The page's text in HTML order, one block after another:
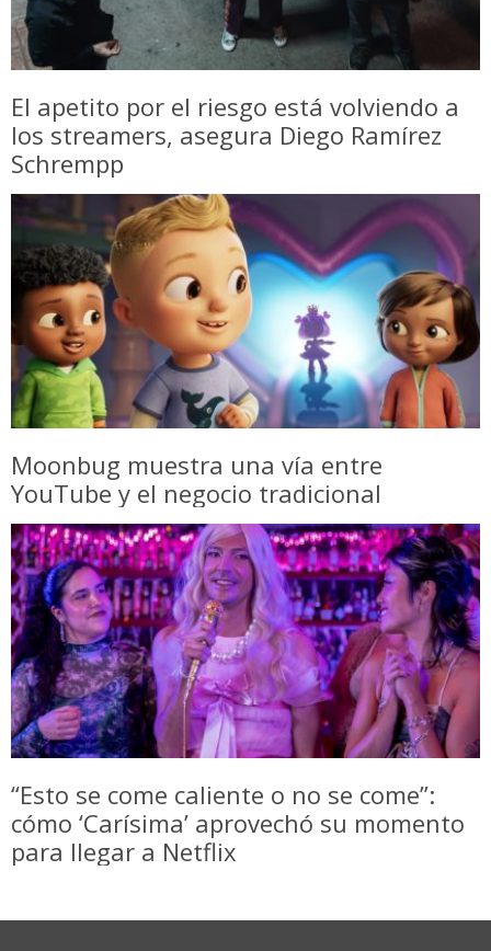
El apetito por el riesgo está volviendo a
los streamers, asegura Diego Ramírez
Schrempp
Moonbug muestra una vía entre
YouTube y el negocio tradicional
“Esto se come caliente o no se come”:
cómo ‘Carísima’ aprovechó su momento
para llegar a Netflix